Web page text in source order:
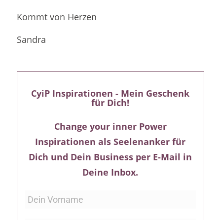
Kommt von Herzen
Sandra
CyiP Inspirationen - Mein Geschenk
für Dich!
Change your inner Power
Inspirationen als Seelenanker für
Dich und Dein Business per E-Mail in
Deine Inbox.